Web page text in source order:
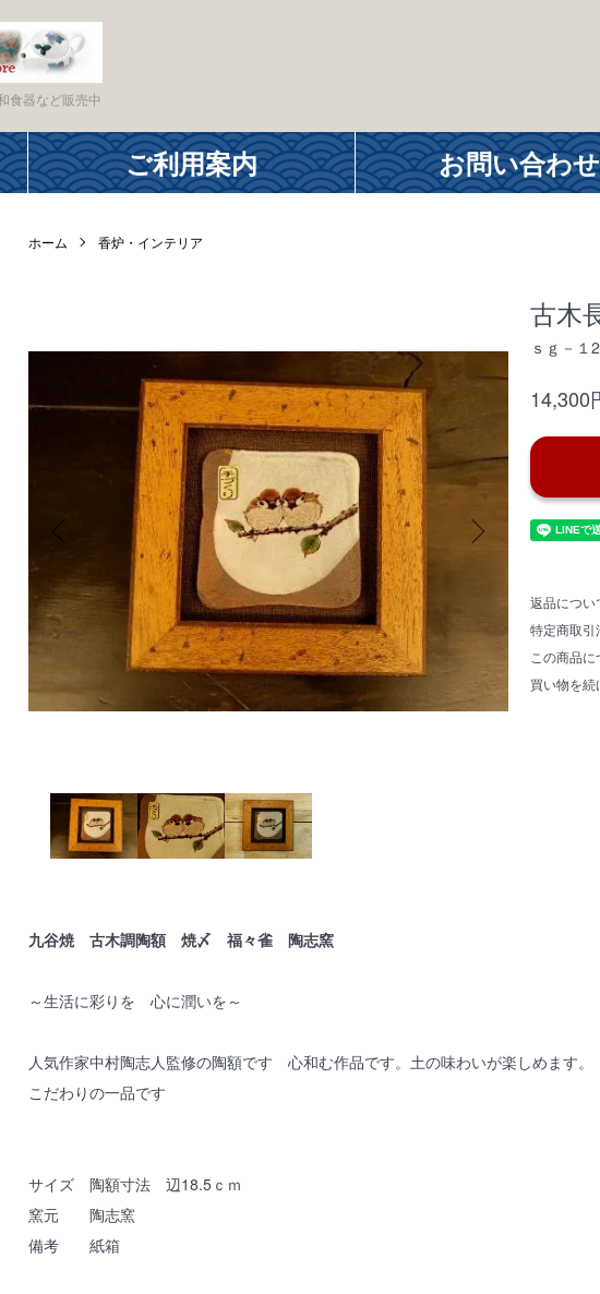
食器など販売中
ご利用案内 お問い合わせ
ホーム 香炉・インテリア
古木
ｓｇ－１
14,300
返品につい
特定商取引
この商品
買い物を続
九谷焼 古木調陶額 焼〆 福々雀 陶志窯
～生活に彩りを 心に潤いを～
人気作家中村陶志人監修の陶額です 心和む作品です。土の味わいが楽しめます。
こだわりの一品です
サイズ 陶額寸法 辺18.5ｃｍ
窯元 陶志窯
備考 紙箱